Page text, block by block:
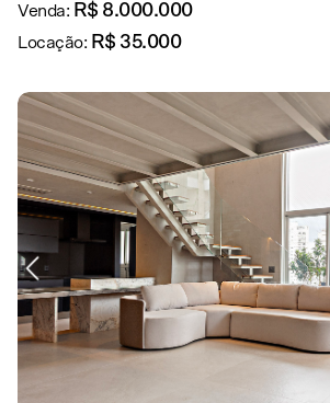
Venda: R$ 8.000.000
Locação: R$ 35.000